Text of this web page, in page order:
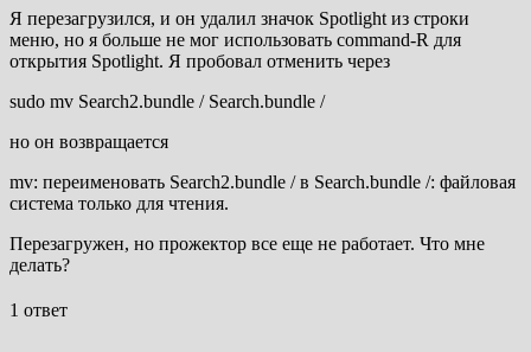
Я перезагрузился, и он удалил значок Spotlight из строки
меню, но я больше не мог использовать command-R для
открытия Spotlight. Я пробовал отменить через
sudo mv Search2.bundle / Search.bundle /
но он возвращается
mv: переименовать Search2.bundle / в Search.bundle /: файловая
система только для чтения.
Перезагружен, но прожектор все еще не работает. Что мне
делать?
1 ответ